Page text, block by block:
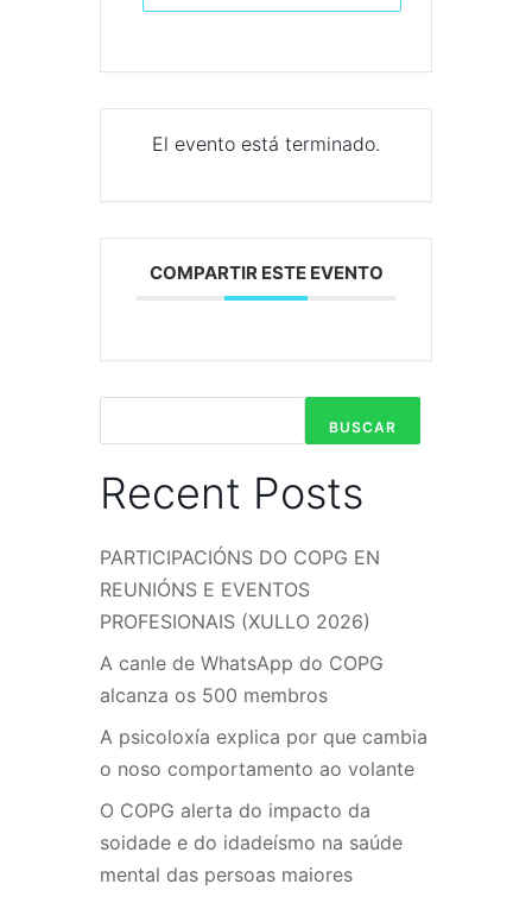
El evento está terminado.
COMPARTIR ESTE EVENTO
BUSCAR
Recent Posts
PARTICIPACIÓNS DO COPG EN
REUNIÓNS E EVENTOS
PROFESIONAIS (XULLO 2026)
A canle de WhatsApp do COPG
alcanza os 500 membros
A psicoloxía explica por que cambia
o noso comportamento ao volante
O COPG alerta do impacto da
soidade e do idadeísmo na saúde
mental das persoas maiores